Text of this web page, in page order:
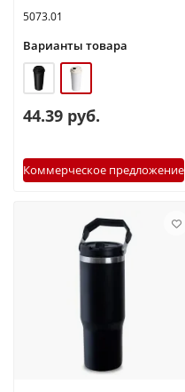
5073.01
Варианты товара
44.39 руб.
Коммерческое предложение